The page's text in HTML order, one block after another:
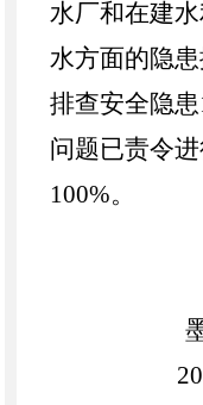
水厂和在建
水方面的隐患
排查安全隐患
问题已责令
100%。